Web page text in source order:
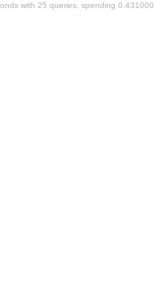
with 25 queries, spending